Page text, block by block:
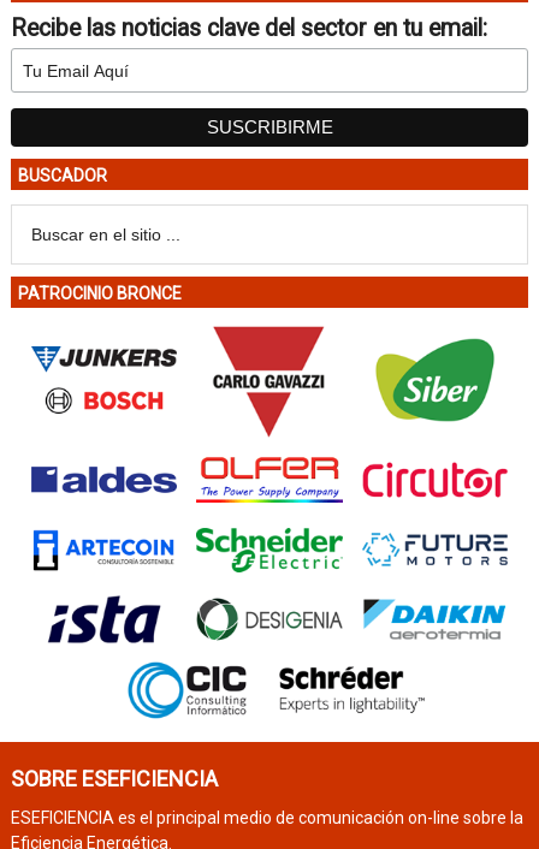
Recibe las noticias clave del sector en tu email:
BUSCADOR
PATROCINIO BRONCE
SOBRE ESEFICIENCIA
ESEFICIENCIA es el principal medio de comunicación on-line sobre la
Eficiencia Energética.